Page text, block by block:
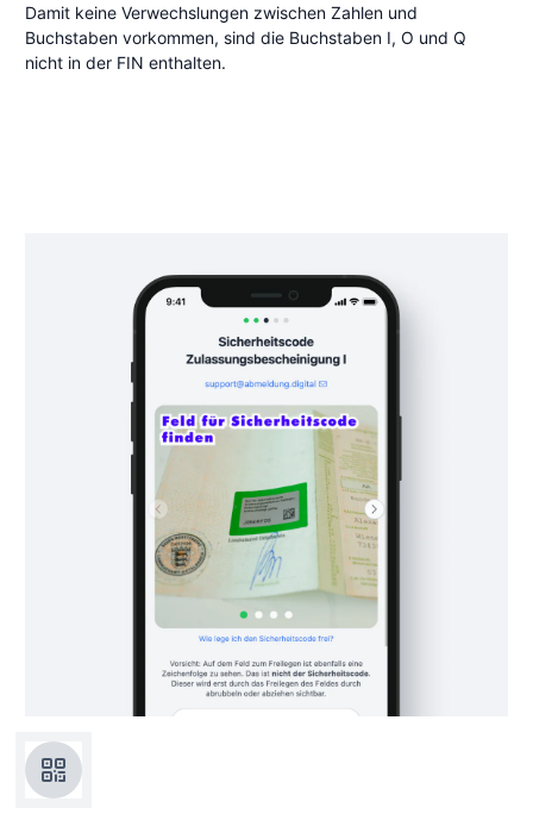
Damit keine Verwechslungen zwischen Zahlen und
Buchstaben vorkommen, sind die Buchstaben I, O und Q
nicht in der FIN enthalten.